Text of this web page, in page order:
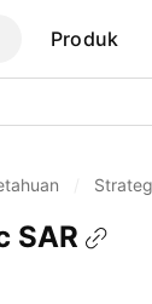
Produk
SAR